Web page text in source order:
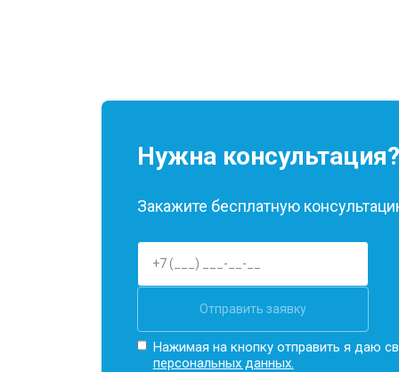
Нужна консультация?
Закажите бесплатную
Отправить заявку
Нажимая на кнопку отправить я даю
персональных данных.